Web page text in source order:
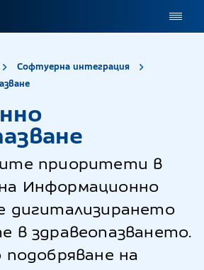
Софтуерна интеграция
приоритети в
Информационно
дигитализирането
в здравеопазването.
подобряване на